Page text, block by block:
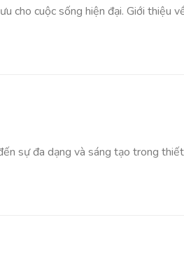
cho cuộc sống hiện đại. Giới thiệu
sự đa dạng và sáng tạo trong